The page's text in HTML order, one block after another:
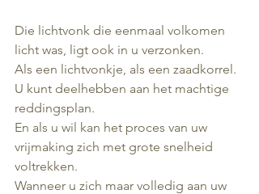
Die lichtvonk die eenmaal volkomen
licht was, ligt ook in u verzonken.
Als een lichtvonkje, als een zaadkorrel.
U kunt deelhebben aan het machtige
reddingsplan.
En als u wil kan het proces van uw
vrijmaking zich met grote snelheid
voltrekken.
Wanneer u zich maar volledig aan uw